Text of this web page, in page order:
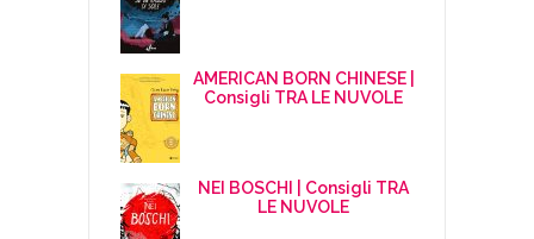
AMERICAN BORN CHINESE |
Consigli TRA LE NUVOLE
NEI BOSCHI | Consigli TRA
LE NUVOLE